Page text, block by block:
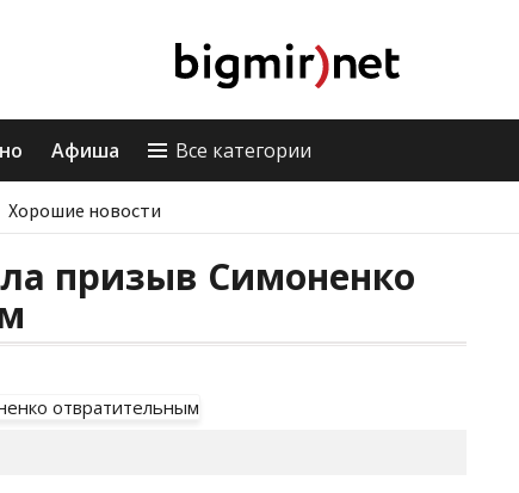
Афиша Все категории
Хорошие новости
призыв Симоненко